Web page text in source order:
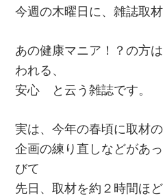
今週の木曜日に、雑誌取材
あの健康マニア！？の方
われる、
安心 と云う雑誌です。
実は、今年の春頃に取材
企画の練り直しなどがあ
びて
先日、取材を約２時間ほ